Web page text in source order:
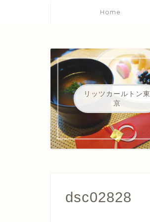
Home
リッツカールトン東
京
dsc02828